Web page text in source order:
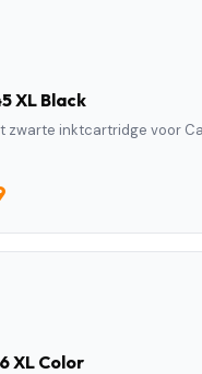
XL Black
zwarte inktcartridge voor
XL Color